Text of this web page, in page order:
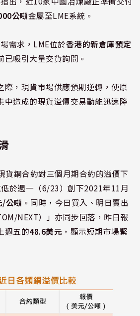
公噸金屬至LME系統。
需求，LME位於香港的新倉庫預定
已吸引大量交貨詢問。
際，現貨市場供應預期逆轉，使原
中造成的現貨溢價交易動能迅速降
貨銅合約對三個月期合約的溢價下
低於週一（6/23）創下2021年11月
/公噸 。同時，今日買入、明日賣出
NEXT）」亦同步回落，昨日報
週五的48.6美元 ，顯示短期市場緊